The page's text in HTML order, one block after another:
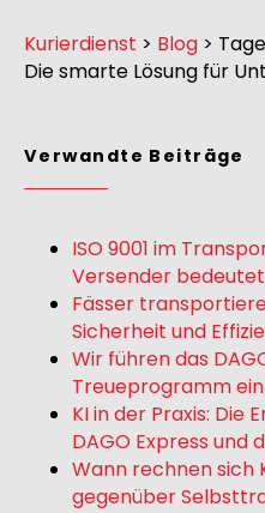
Kurierdienst > Blog >
Die smarte Lösung für
Verwandte Beiträge
ISO 9001 im
Versender bedeutet
Fässer
Sicherheit und
Wir führen das
Treueprogramm ein
KI in der Praxis: Die
DAGO Express und
Wann rechnen sich
gegenüber